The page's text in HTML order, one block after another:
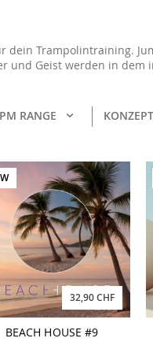
dein Trampolintraining.
und Geist werden in dem
RANGE
32,90 CHF
BEACH HOUSE #9